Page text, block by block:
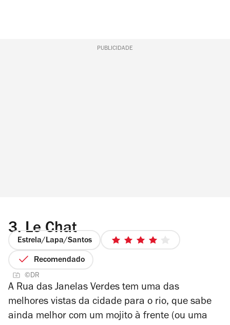
PUBLICIDADE
3. Le Chat
Estrela/Lapa/Santos
4/5
Recomendado
©DR
A Rua das Janelas Verdes tem uma das
melhores vistas da cidade para o rio, que sabe
ainda melhor com um mojito à frente (ou uma